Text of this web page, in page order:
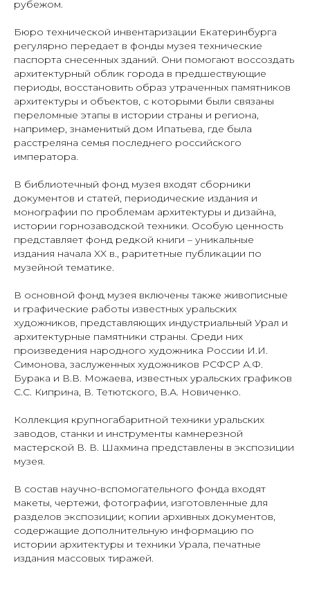
рубежом.
Бюро технической инвентаризации Екатеринбурга
регулярно передает в фонды музея технические
паспорта снесенных зданий. Они помогают воссоздать
архитектурный облик города в предшествующие
периоды, восстановить образ утраченных памятников
архитектуры и объектов, с которыми были связаны
переломные этапы в истории страны и региона,
например, знаменитый дом Ипатьева, где была
расстреляна семья последнего российского
императора.
В библиотечный фонд музея входят сборники
документов и статей, периодические издания и
монографии по проблемам архитектуры и дизайна,
истории горнозаводской техники. Особую ценность
представляет фонд редкой книги – уникальные
издания начала XX в., раритетные публикации по
музейной тематике.
В основной фонд музея включены также живописные
и графические работы известных уральских
художников, представляющих индустриальный Урал и
архитектурные памятники страны. Среди них
произведения народного художника России И.И.
Симонова, заслуженных художников РСФСР А.Ф.
Бурака и В.В. Можаева, известных уральских графиков
С.С. Киприна, В. Тетютского, В.А. Новиченко.
Коллекция крупногабаритной техники уральских
заводов, станки и инструменты камнерезной
мастерской В. В. Шахмина представлены в экспозиции
музея.
В состав научно-вспомогательного фонда входят
макеты, чертежи, фотографии, изготовленные для
разделов экспозиции; копии архивных документов,
содержащие дополнительную информацию по
истории архитектуры и техники Урала, печатные
издания массовых тиражей.